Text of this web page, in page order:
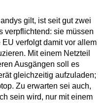
gilt, ist seit gut zwei
verpflichtend: sie müssen
verfolgt damit vor allem
Mit einem Netzteil
Ausgängen soll es
gleichzeitig aufzuladen;
Zu erwarten sei auch,
sein wird, nur mit einem